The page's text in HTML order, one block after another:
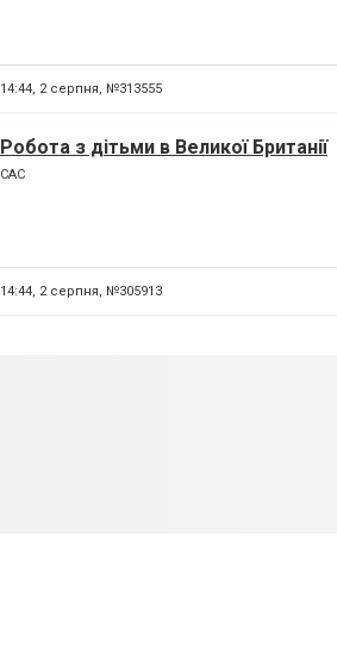
14:44, 2 серпня, №313555
Робота з дітьми в Великої Британії
CAC
14:44, 2 серпня, №305913